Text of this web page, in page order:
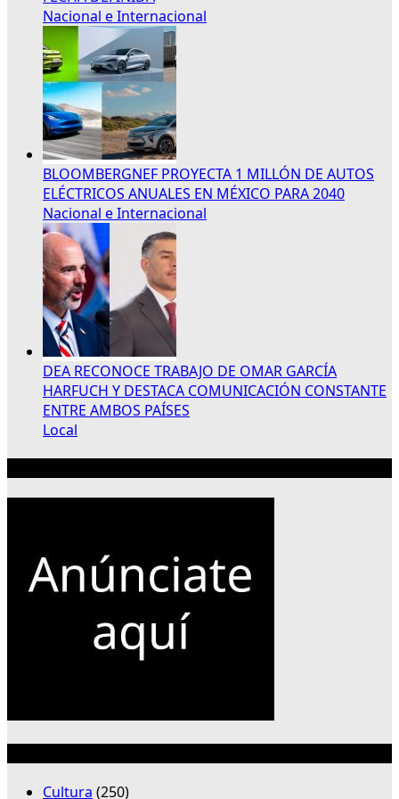
Nacional e Internacional
BLOOMBERGNEF PROYECTA 1 MILLÓN DE AUTOS
ELÉCTRICOS ANUALES EN MÉXICO PARA 2040
Nacional e Internacional
DEA RECONOCE TRABAJO DE OMAR GARCÍA
HARFUCH Y DESTACA COMUNICACIÓN CONSTANTE
ENTRE AMBOS PAÍSES
Local
Cultura (250)